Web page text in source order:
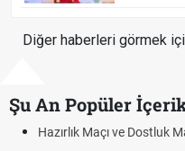
Diğer haberleri görmek
Şu An Popüler
Dostluk Maçı Nedir? Resmî